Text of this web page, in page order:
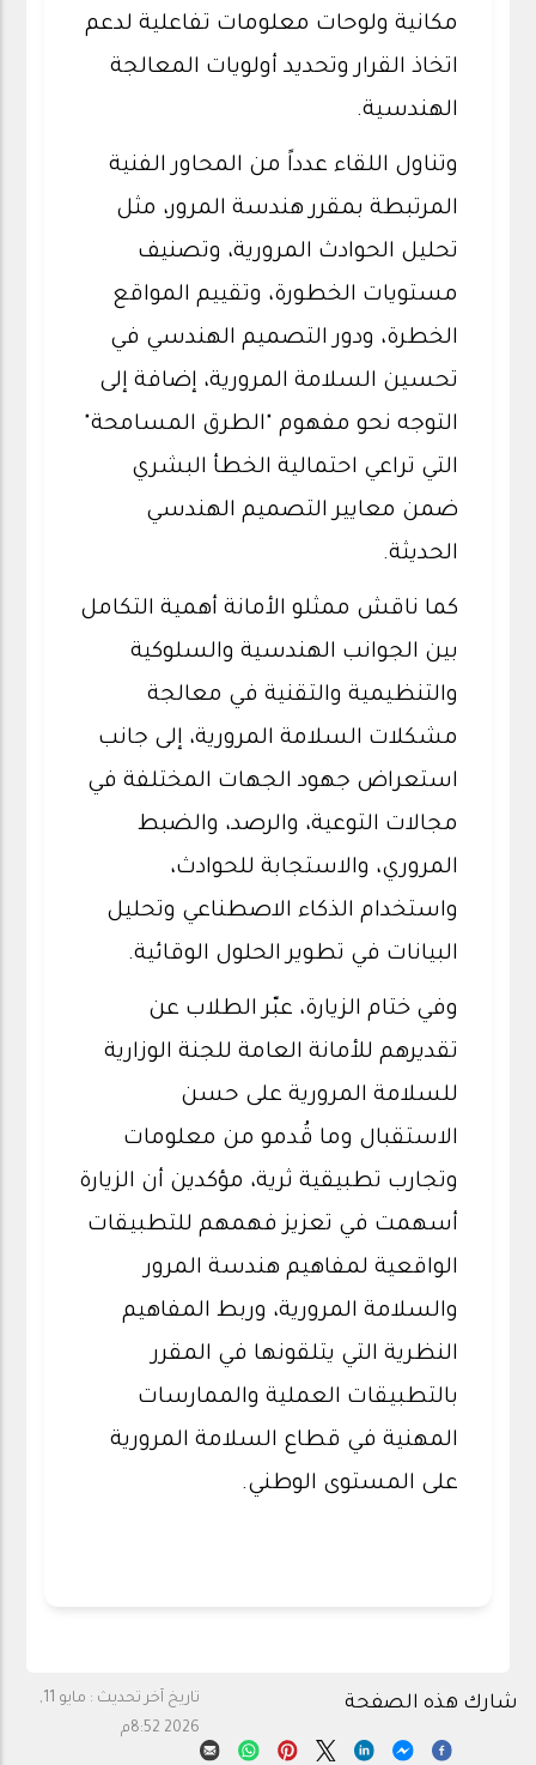
مكانية ولوحات معلومات تفاعلية لدعم
اتخاذ القرار وتحديد أولويات المعالجة
الهندسية.
وتناول اللقاء عدداً من المحاور الفنية
المرتبطة بمقرر هندسة المرور، مثل
تحليل الحوادث المرورية، وتصنيف
مستويات الخطورة، وتقييم المواقع
الخطرة، ودور التصميم الهندسي في
تحسين السلامة المرورية، إضافة إلى
التوجه نحو مفهوم "الطرق المسامحة"
التي تراعي احتمالية الخطأ البشري
ضمن معايير التصميم الهندسي
الحديثة.
كما ناقش ممثلو الأمانة أهمية التكامل
بين الجوانب الهندسية والسلوكية
والتنظيمية والتقنية في معالجة
مشكلات السلامة المرورية، إلى جانب
استعراض جهود الجهات المختلفة في
مجالات التوعية، والرصد، والضبط
المروري، والاستجابة للحوادث،
واستخدام الذكاء الاصطناعي وتحليل
البيانات في تطوير الحلول الوقائية.
وفي ختام الزيارة، عبّر الطلاب عن
تقديرهم للأمانة العامة للجنة الوزارية
للسلامة المرورية على حسن
الاستقبال وما قُدمو من معلومات
وتجارب تطبيقية ثرية، مؤكدين أن الزيارة
أسهمت في تعزيز فهمهم للتطبيقات
الواقعية لمفاهيم هندسة المرور
والسلامة المرورية، وربط المفاهيم
النظرية التي يتلقونها في المقرر
بالتطبيقات العملية والممارسات
المهنية في قطاع السلامة المرورية
على المستوى الوطني.
تاريخ آخر تحديث :
مايو 11,
2026 8:52م
شارك هذه الصفحة